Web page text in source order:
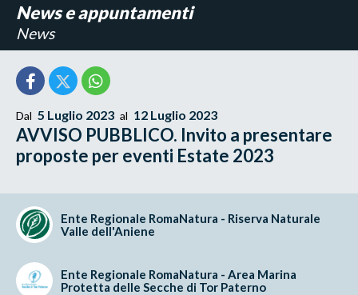
News e appuntamenti
News
Dal 5 Luglio 2023 al 12 Luglio 2023
AVVISO PUBBLICO. Invito a presentare
proposte per eventi Estate 2023
Ente Regionale RomaNatura - Riserva Naturale
Valle dell'Aniene
Ente Regionale RomaNatura - Area Marina
Protetta delle Secche di Tor Paterno